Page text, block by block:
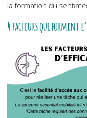
la formation du
4 facteurs qui forment